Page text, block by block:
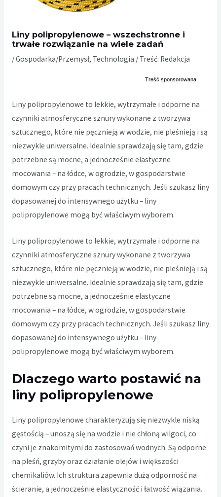
Liny polipropylenowe – wszechstronne i
trwałe rozwiązanie na wiele zadań
/Gospodarka/Przemysł, Technologia / Treść: Redakcja
Liny polipropylenowe to lekkie, wytrzymałe i odporne na
czynniki atmosferyczne sznury wykonane z tworzywa
sztucznego, które nie pęcznieją w wodzie, nie pleśnieją i są
niezwykle uniwersalne. Idealnie sprawdzają się tam, gdzie
potrzebne są mocne, a jednocześnie elastyczne
mocowania – na łódce, w ogrodzie, w gospodarstwie
domowym czy przy pracach technicznych. Jeśli szukasz liny
dopasowanej do intensywnego użytku – liny
polipropylenowe mogą być właściwym wyborem.
Liny polipropylenowe to lekkie, wytrzymałe i odporne na
czynniki atmosferyczne sznury wykonane z tworzywa
sztucznego, które nie pęcznieją w wodzie, nie pleśnieją i są
niezwykle uniwersalne. Idealnie sprawdzają się tam, gdzie
potrzebne są mocne, a jednocześnie elastyczne
mocowania – na łódce, w ogrodzie, w gospodarstwie
domowym czy przy pracach technicznych. Jeśli szukasz liny
dopasowanej do intensywnego użytku – liny
polipropylenowe mogą być właściwym wyborem.
Dlaczego warto postawić na
liny polipropylenowe
Liny polipropylenowe charakteryzują się niezwykle niską
gęstością – unoszą się na wodzie i nie chłoną wilgoci, co
czyni je znakomitymi do zastosowań wodnych. Są odporne
na pleśń, grzyby oraz działanie olejów i większości
chemikaliów. Ich struktura zapewnia dużą odporność na
ścieranie, a jednocześnie elastyczność i łatwość wiązania.